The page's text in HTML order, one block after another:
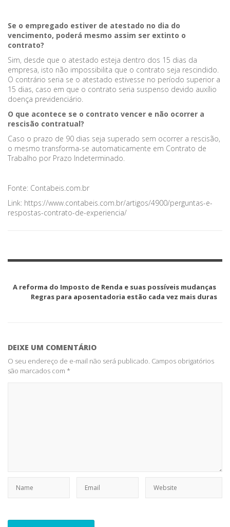
Se o empregado estiver de atestado no dia do
vencimento, poderá mesmo assim ser extinto o
contrato?
Sim, desde que o atestado esteja dentro dos 15 dias da
empresa, isto não impossibilita que o contrato seja rescindido.
O contrário seria se o atestado estivesse no período superior a
15 dias, caso em que o contrato seria suspenso devido auxílio
doença previdenciário.
O que acontece se o contrato vencer e não ocorrer a
rescisão contratual?
Caso o prazo de 90 dias seja superado sem ocorrer a rescisão,
o mesmo transforma-se automaticamente em Contrato de
Trabalho por Prazo Indeterminado.
Fonte: Contabeis.com.br
Link: https://www.contabeis.com.br/artigos/4900/perguntas-e-
respostas-contrato-de-experiencia/
A reforma do Imposto de Renda e suas possíveis mudanças
Regras para aposentadoria estão cada vez mais duras
DEIXE UM COMENTÁRIO
O seu endereço de e-mail não será publicado. Campos obrigatórios
são marcados com *